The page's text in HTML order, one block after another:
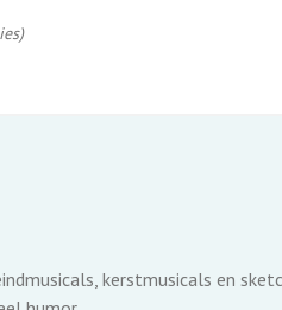
kerstmusicals en